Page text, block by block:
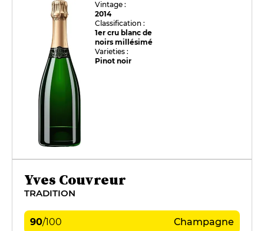
Vintage :
2014
Classification :
1er cru blanc de
noirs millésimé
Varieties :
Pinot noir
Yves Couvreur
TRADITION
90/100 Champagne